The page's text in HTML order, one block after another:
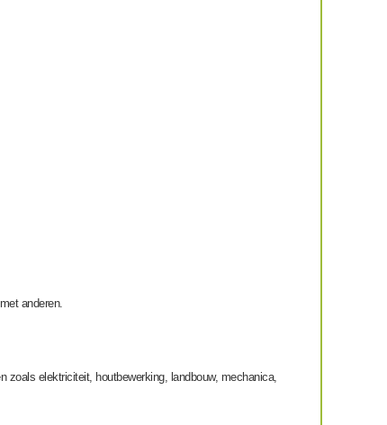
anderen.
elektriciteit, houtbewerking, landbouw, mechanica,